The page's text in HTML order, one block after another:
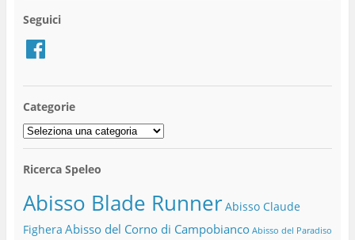
Seguici
Facebook
Categorie
Categorie
Ricerca Speleo
Abisso Blade RunnerAbisso Claude
Fighera Abisso del Corno di Campobianco Abisso del Paradiso